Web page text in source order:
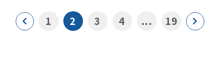
1 2 3 4 ... 19